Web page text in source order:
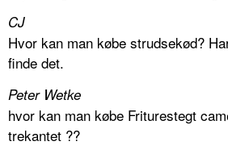
CJ
Hvor kan man købe strudsekød?
finde det.
Peter Wetke
hvor kan man købe Friturestegt
trekantet ??